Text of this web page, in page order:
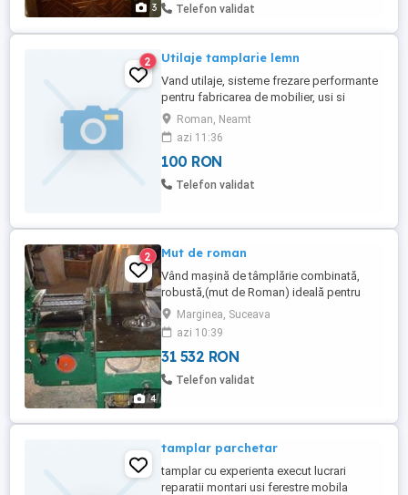
3 Telefon validat
2 Utilaje tamplarie lemn
Vand utilaje, sisteme frezare performante
pentru fabricarea de mobilier, usi si
ferestre cu geam termopan din lemn
stratificat, usi de interior sau inchiriez
impreuna cu spatiul utilat in suprafata de
1200 mp. In localitatea Sagna jud. Neamt
Roman, Neamt
azi 11:36
100 RON
Telefon validat
4
2 Mut de roman
Vând mașină de tâmplărie combinată,
robustă,(mut de Roman) ideală pentru
atelier de tâmplărie sau uz gospodăresc
si slaif cu masa de 3 m in stare foarte
buna!
Marginea, Suceava
azi 10:39
31 532 RON
Telefon validat
tamplar parchetar
tamplar cu experienta execut lucrari
reparatii montari usi ferestre mobila